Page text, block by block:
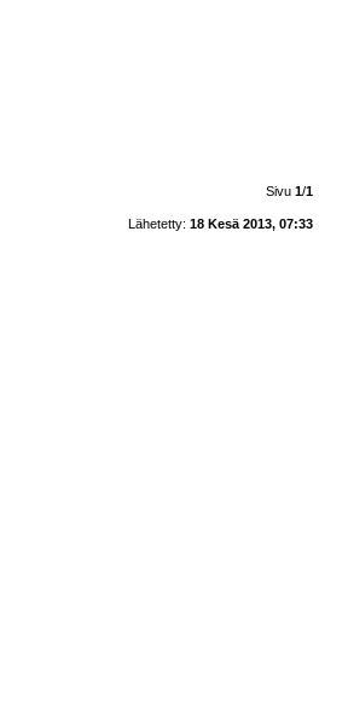
Sivu 1/1
Lähetetty: 18 Kesä 2013, 07:33